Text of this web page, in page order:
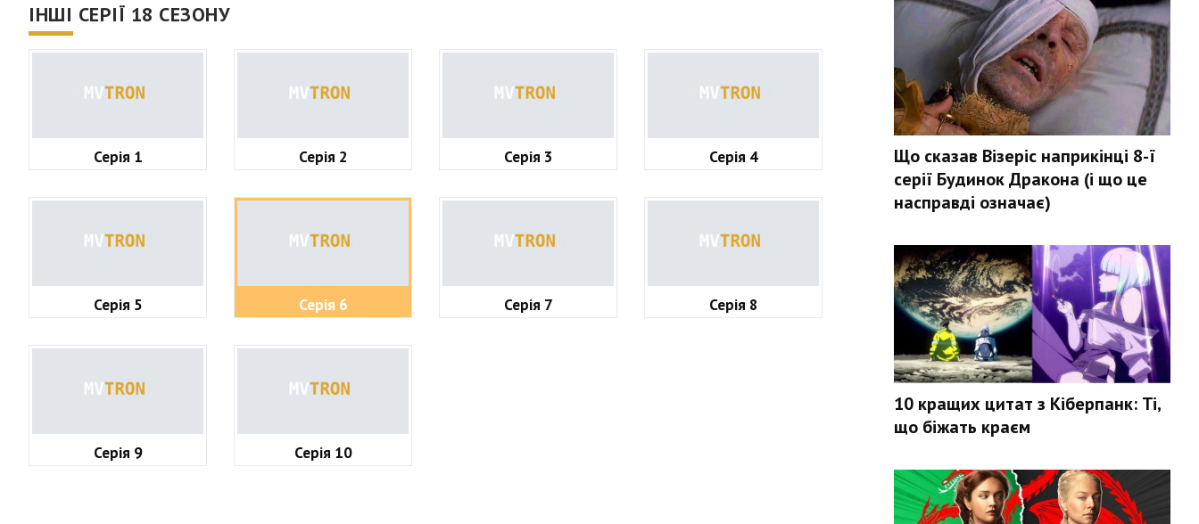
ІНШІ СЕРІЇ 18 СЕЗОНУ
Серія 1 Серія 2 Серія 3 Серія 4
Серія 5 Серія 6 Серія 7 Серія 8
Серія 9 Серія 10
Що сказав Візеріс наприкінці 8-ї
серії Будинок Дракона (і що це
насправді означає)
10 кращих цитат з Кіберпанк: Ті,
що біжать краєм